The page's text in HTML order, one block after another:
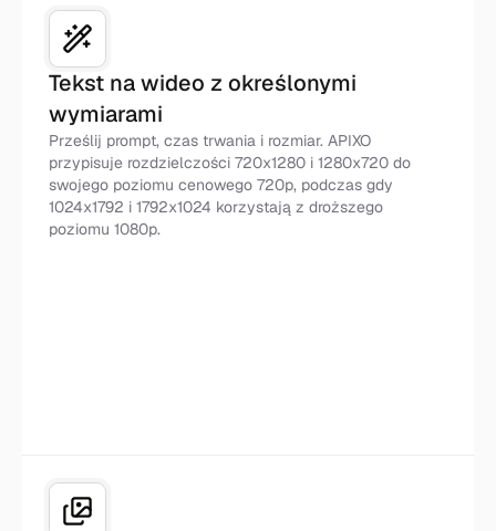
Tekst na wideo z określonymi
wymiarami
Prześlij prompt, czas trwania i rozmiar. APIXO
przypisuje rozdzielczości 720x1280 i 1280x720 do
swojego poziomu cenowego 720p, podczas gdy
1024x1792 i 1792x1024 korzystają z droższego
poziomu 1080p.